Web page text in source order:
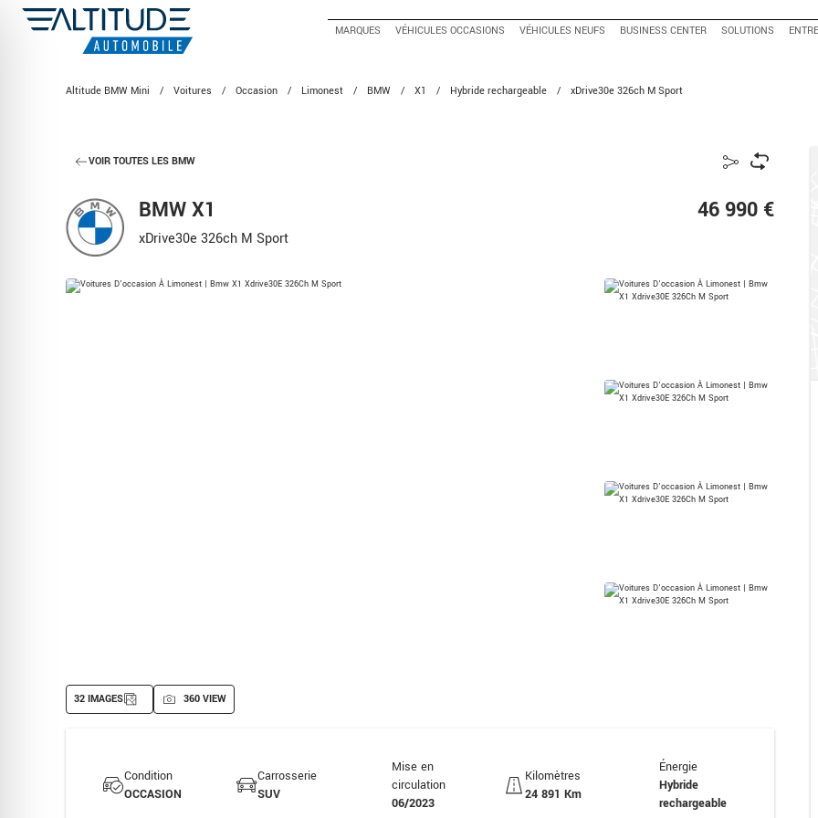
MARQUES VÉHICULES OCCASIONS VÉHICULES NEUFS BUSINESS CENTER SOLUTIONS
Altitude BMW Mini / Voitures / Occasion / Limonest / BMW / X1 / Hybride rechargeable / xDrive30e 326ch M Sport
VOIR TOUTES LES BMW
BMW X1
xDrive30e 326ch M Sport
46 990 €
32 IMAGES 360 VIEW
Condition
OCCASION
Carrosserie
SUV
Mise en
circulation
06/2023
Kilomètres
24 891 Km
Énergie
Hybride
rechargeable